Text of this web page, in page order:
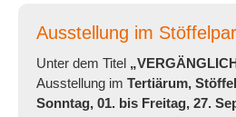
Ausstellung im
Unter dem Titel
Ausstellung im Tertiärum,
Sonntag, 01. bis Freitag, 27.